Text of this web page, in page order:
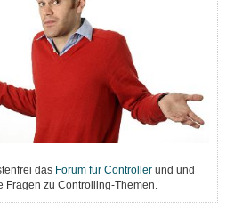
das Forum für Controllerund und
Fragen zu Controlling-Themen.